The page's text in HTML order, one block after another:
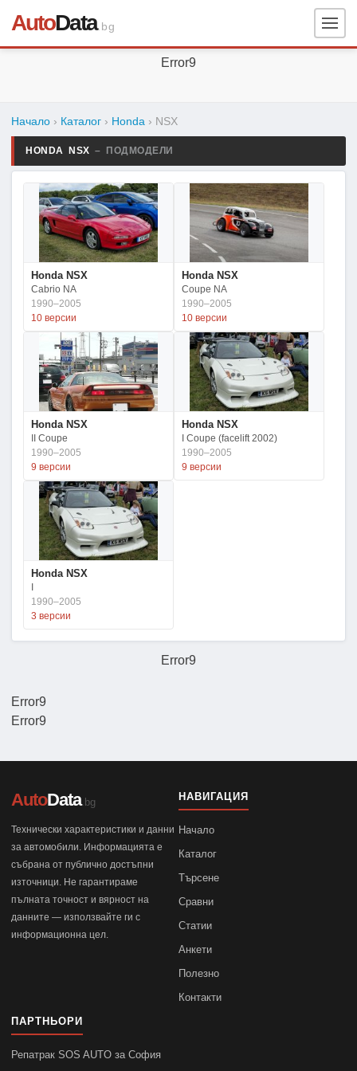
AutoData.bg
Error9
Error9
Начало › Каталог › Honda › NSX
HONDA NSX – ПОДМОДЕЛИ
Honda NSX
Cabrio NA
1990–2005
10 версии
Honda NSX
Coupe NA
1990–2005
10 версии
Honda NSX
II Coupe
1990–2005
9 версии
Honda NSX
I Coupe (facelift 2002)
1990–2005
9 версии
Honda NSX
1990–2005
3 версии
Error9
Error9
AutoData.bg
Технически характеристики и данни
за автомобили. Информацията е
събрана от публично достъпни
източници. Не гарантираме
пълната точност и вярност на
данните — използвайте ги с
информационна цел.
НАВИГАЦИЯ
Начало
Каталог
Търсене
Сравни
Статии
Анкети
Полезно
Контакти
ПАРТНЬОРИ
Репатрак SOS AUTO за София